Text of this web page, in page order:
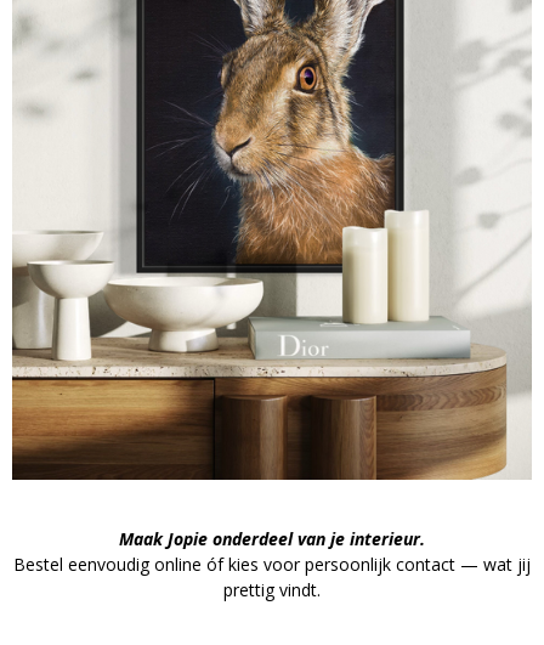
Maak Jopie onderdeel van je interieur.
Bestel eenvoudig online óf kies voor persoonlijk contact — wat jij
prettig vindt.